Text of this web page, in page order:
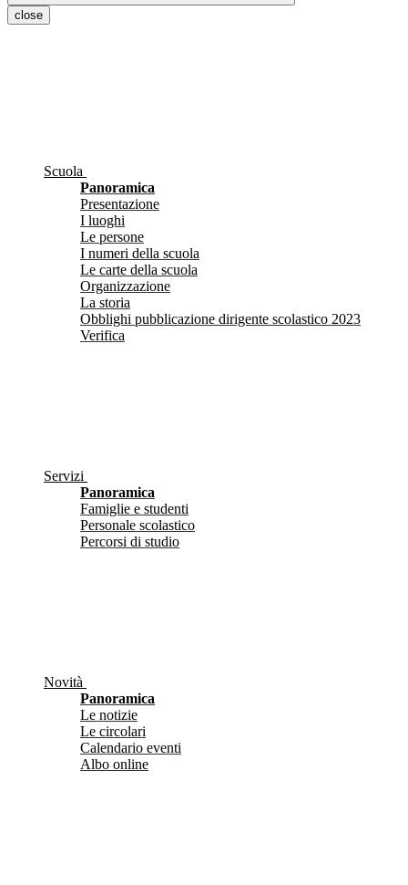
close
Scuola
Panoramica
Presentazione
I luoghi
Le persone
I numeri della scuola
Le carte della scuola
Organizzazione
La storia
Obblighi pubblicazione dirigente scolastico 2023
Verifica
Servizi
Panoramica
Famiglie e studenti
Personale scolastico
Percorsi di studio
Novità
Panoramica
Le notizie
Le circolari
Calendario eventi
Albo online